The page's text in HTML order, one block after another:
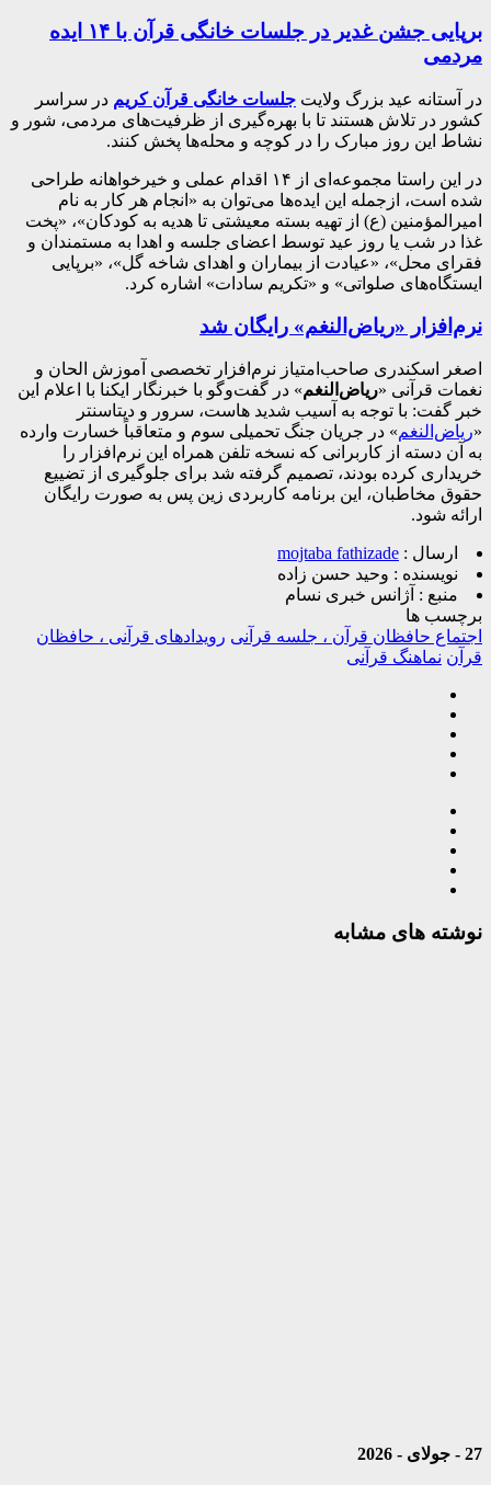
برپایی جشن غدیر در جلسات خانگی قرآن با ۱۴ ایده
مردمی
در آستانه عید بزرگ ولایت جلسات خانگی قرآن کریم در سراسر
کشور در تلاش هستند تا با بهره‌گیری از ظرفیت‌های مردمی، شور و
نشاط این روز مبارک را در کوچه و محله‌ها پخش کنند.
در این راستا مجموعه‌ای از ۱۴ اقدام عملی و خیرخواهانه طراحی
شده است، ازجمله این ایده‌ها می‌توان به «انجام هر کار به نام
امیرالمؤمنین (ع) از تهیه بسته معیشتی تا هدیه به کودکان»، «پخت
غذا در شب یا روز عید توسط اعضای جلسه و اهدا به مستمندان و
فقرای محل»، «عیادت از بیماران و اهدای شاخه گل»، «برپایی
ایستگاه‌های صلواتی» و «تکریم سادات» اشاره کرد.
نرم‌افزار «ریاض‌النغم» رایگان شد
اصغر اسکندری صاحب‌امتیاز نرم‌افزار تخصصی آموزش الحان و
نغمات قرآنی «ریاض‌النغم» در گفت‌وگو با خبرنگار ایکنا با اعلام این
خبر گفت: با توجه به آسیب شدید هاست، سرور و دیتا‌سنتر
«ریاض‌النغم» در جریان جنگ تحمیلی سوم و متعاقباً خسارت وارده
به آن دسته از کاربرانی که نسخه تلفن همراه این نرم‌افزار را
خریداری کرده بودند، تصمیم گرفته شد برای جلوگیری از تضییع
حقوق مخاطبان، این برنامه کاربردی زین پس به صورت رایگان
ارائه شود.
ارسال : mojtaba fathizade
نویسنده : وحید حسن زاده
منبع : آژانس خبری نسام
برچسب ها
اجتماع حافظان قرآن ، جلسه قرآنی رویدادهای قرآنی ، حافظان
قرآن نماهنگ قرآنی
نوشته های مشابه
27 - جولای - 2026